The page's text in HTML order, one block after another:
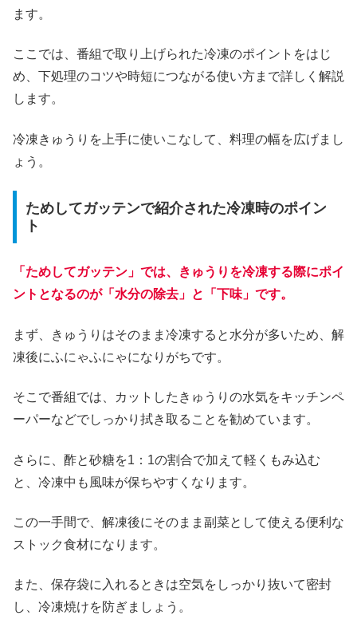
ます。
ここでは、番組で取り上げられた冷凍のポイントをはじ
め、下処理のコツや時短につながる使い方まで詳しく解説
します。
冷凍きゅうりを上手に使いこなして、料理の幅を広げまし
ょう。
ためしてガッテンで紹介された冷凍時のポイン
ト
「ためしてガッテン」では、きゅうりを冷凍する際にポイ
ントとなるのが「水分の除去」と「下味」です。
まず、きゅうりはそのまま冷凍すると水分が多いため、解
凍後にふにゃふにゃになりがちです。
そこで番組では、カットしたきゅうりの水気をキッチンペ
ーパーなどでしっかり拭き取ることを勧めています。
さらに、酢と砂糖を1：1の割合で加えて軽くもみ込む
と、冷凍中も風味が保ちやすくなります。
この一手間で、解凍後にそのまま副菜として使える便利な
ストック食材になります。
また、保存袋に入れるときは空気をしっかり抜いて密封
し、冷凍焼けを防ぎましょう。